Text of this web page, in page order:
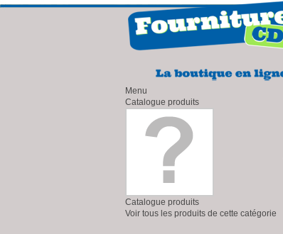
Menu
Catalogue produits
Catalogue produits
Voir tous les produits de cette catégorie